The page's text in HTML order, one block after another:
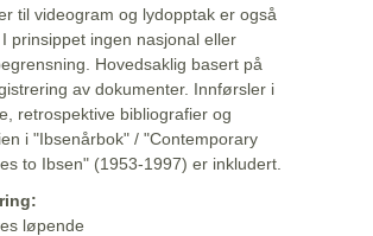
til videogram og lydopptak er også
prinsippet ingen nasjonal eller
Hovedsaklig basert på
av dokumenter. Innførsler i
retrospektive bibliografier og
i "Ibsenårbok" / "Contemporary
to Ibsen" (1953-1997) er inkludert.
løpende